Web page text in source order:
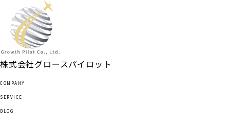
TOP
会社概要
サービス
ブログ
セミナー情報
お知らせ
株式会社グロースパイロット
COMPANY
SERVICE
BLOG